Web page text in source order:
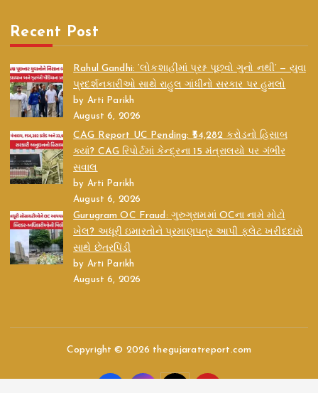
Recent Post
Rahul Gandhi: ‘લોકશાહીમાં પ્રશ્ન પૂછવો ગુનો નથી’ — યુવા
પ્રદર્શનકારીઓ સાથે રાહુલ ગાંધીનો સરકાર પર હુમલો
by Arti Parikh
August 6, 2026
CAG Report UC Pending: ₹54,282 કરોડનો હિસાબ
ક્યાં? CAG રિપોર્ટમાં કેન્દ્રના 15 મંત્રાલયો પર ગંભીર
સવાલ
by Arti Parikh
August 6, 2026
Gurugram OC Fraud: ગુરુગ્રામમાં OCના નામે મોટો
ખેલ? અધૂરી ઇમારતોને પ્રમાણપત્ર આપી ફ્લેટ ખરીદદારો
સાથે છેતરપિંડી
by Arti Parikh
August 6, 2026
Copyright © 2026 thegujaratreport.com